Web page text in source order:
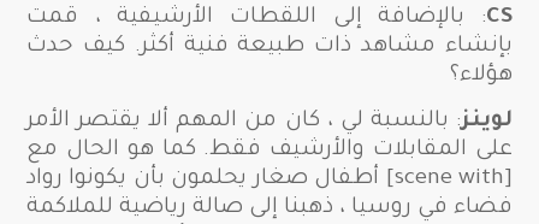
CS: بالإضافة إلى اللقطات الأرشيفية ، قمت
بإنشاء مشاهد ذات طبيعة فنية أكثر. كيف حدث
هؤلاء؟
لوينز: بالنسبة لي ، كان من المهم ألا يقتصر الأمر
على المقابلات والأرشيف فقط. كما هو الحال مع
[scene with] أطفال صغار يحلمون بأن يكونوا رواد
فضاء في روسيا ، ذهبنا إلى صالة رياضية للملاكمة